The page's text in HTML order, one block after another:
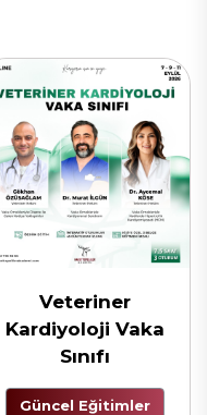
Veteriner
Kardiyoloji Vaka
Sınıfı
Güncel Eğitimler